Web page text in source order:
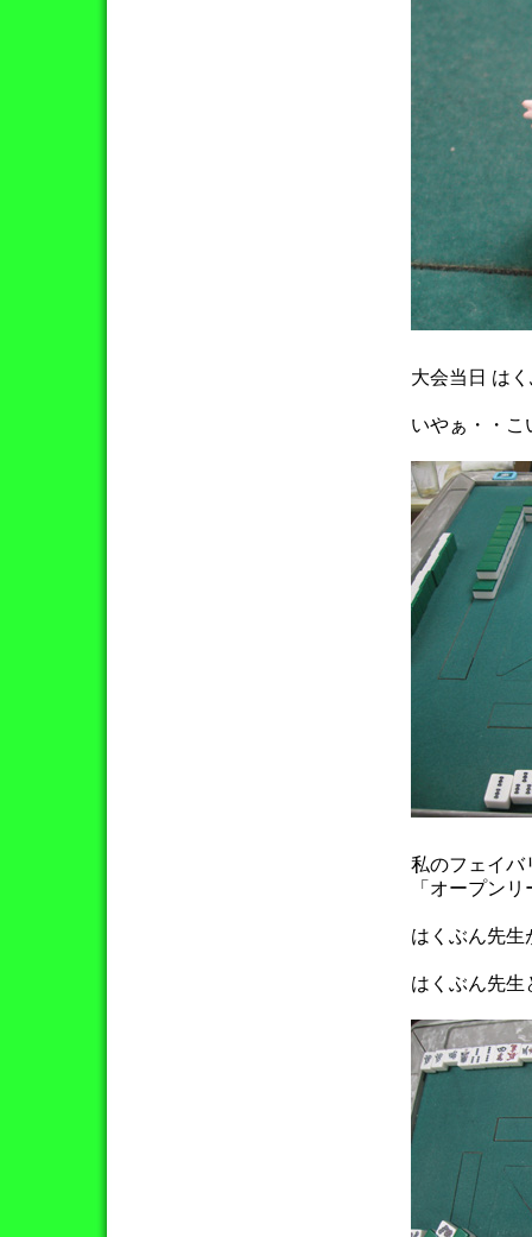
大会当日 は
いやぁ・・こ
私のフェイバ
「オープン
はくぶん先生
はくぶん先生